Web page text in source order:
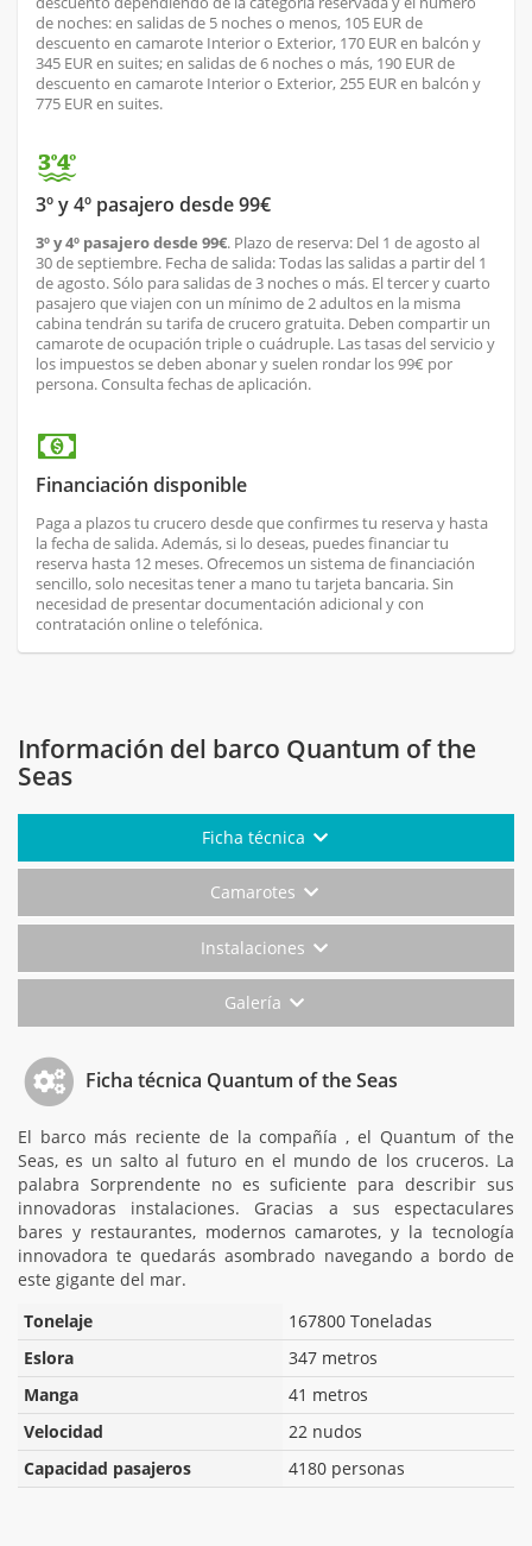
de noches: en salidas de 5 noches o menos, 105 EUR de
descuento en camarote Interior o Exterior, 170 EUR en balcón y
345 EUR en suites; en salidas de 6 noches o más, 190 EUR de
descuento en camarote Interior o Exterior, 255 EUR en balcón y
775 EUR en suites.
3º y 4º pasajero desde 99€
3º y 4º pasajero desde 99€. Plazo de reserva: Del 1 de agosto al
30 de septiembre. Fecha de salida: Todas las salidas a partir del 1
de agosto. Sólo para salidas de 3 noches o más. El tercer y cuarto
pasajero que viajen con un mínimo de 2 adultos en la misma
cabina tendrán su tarifa de crucero gratuita. Deben compartir un
camarote de ocupación triple o cuádruple. Las tasas del servicio y
los impuestos se deben abonar y suelen rondar los 99€ por
persona. Consulta fechas de aplicación.
Financiación disponible
Paga a plazos tu crucero desde que confirmes tu reserva y hasta
la fecha de salida. Además, si lo deseas, puedes financiar tu
reserva hasta 12 meses. Ofrecemos un sistema de financiación
sencillo, solo necesitas tener a mano tu tarjeta bancaria. Sin
necesidad de presentar documentación adicional y con
contratación online o telefónica.
Información del barco Quantum of the
Seas
Ficha técnica
Camarotes
Instalaciones
Galería
Ficha técnica Quantum of the Seas
El barco más reciente de la compañía , el Quantum of the
Seas, es un salto al futuro en el mundo de los cruceros. La
palabra Sorprendente no es suficiente para describir sus
innovadoras instalaciones. Gracias a sus espectaculares
bares y restaurantes, modernos camarotes, y la tecnología
innovadora te quedarás asombrado navegando a bordo de
este gigante del mar.
Tonelaje
167800 Toneladas
Eslora
347 metros
Manga
41 metros
Velocidad
22 nudos
Capacidad pasajeros
4180 personas